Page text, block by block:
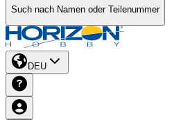
Such nach Namen oder Teilenummer
DEU